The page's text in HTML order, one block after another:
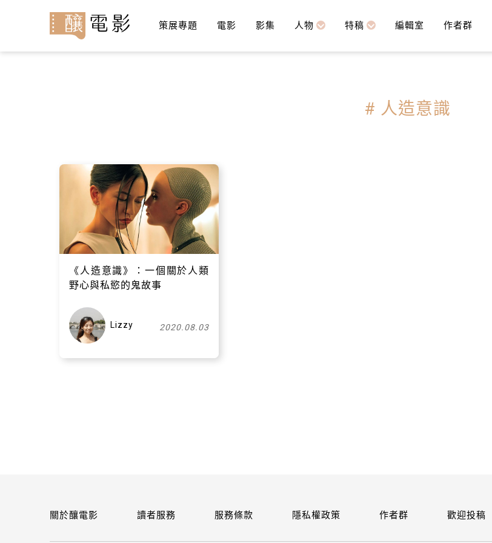
策展專題 電影 影集 人物 特稿 編輯室 作者群
# 人造意識
《人造意識》：一個關於人類
野心與私慾的鬼故事
Lizzy 2020.08.03
關於釀電影 讀者服務 服務條款 隱私權政策 作者群 歡迎投稿